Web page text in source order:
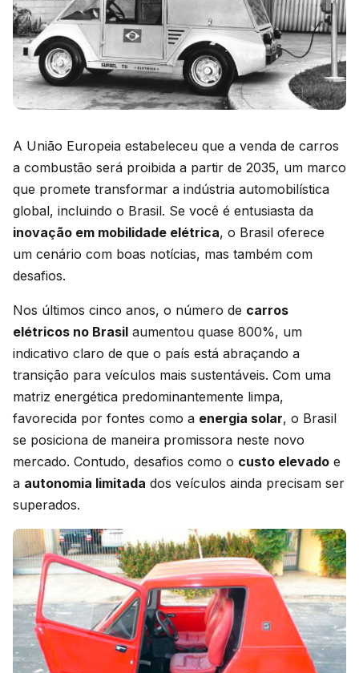
A União Europeia estabeleceu que a venda de carros
a combustão será proibida a partir de 2035, um marco
que promete transformar a indústria automobilística
global, incluindo o Brasil. Se você é entusiasta da
inovação em mobilidade elétrica, o Brasil oferece
um cenário com boas notícias, mas também com
desafios.
Nos últimos cinco anos, o número de carros
elétricos no Brasil aumentou quase 800%, um
indicativo claro de que o país está abraçando a
transição para veículos mais sustentáveis. Com uma
matriz energética predominantemente limpa,
favorecida por fontes como a energia solar, o Brasil
se posiciona de maneira promissora neste novo
mercado. Contudo, desafios como o custo elevado e
a autonomia limitada dos veículos ainda precisam ser
superados.